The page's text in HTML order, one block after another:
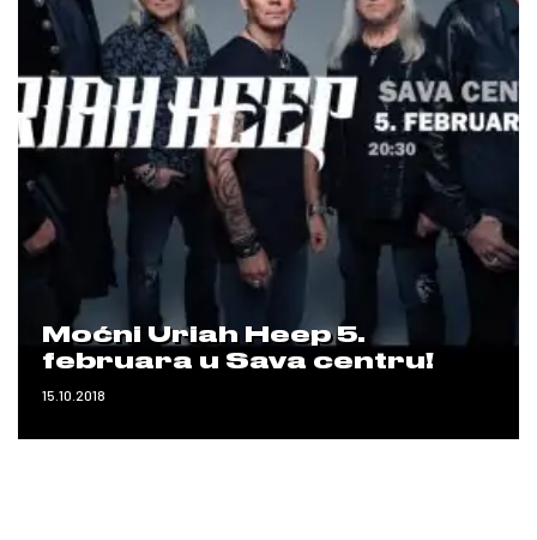
Moćni Uriah Heep 5.
februara u Sava centru!
15.10.2018